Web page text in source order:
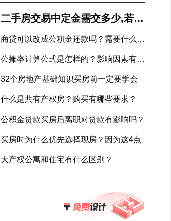
二手房交易中定金需交多少,若违
约如何赔付?
商贷可以改成公积金还款吗？需要什么手
公摊率计算公式是怎样的？影响因素有哪
32个房地产基础知识买房前一定要学会
什么是共有产权房？购买有哪些要求？
公积金贷款买房后离职对贷款有影响吗？
买房时为什么优先选择现房？因为这4点
大产权公寓和住宅有什么区别？